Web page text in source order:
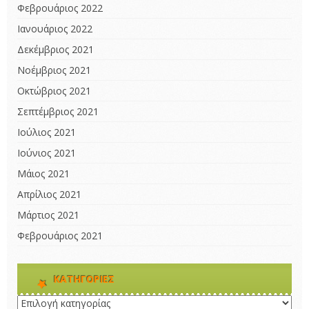
Φεβρουάριος 2022
Ιανουάριος 2022
Δεκέμβριος 2021
Νοέμβριος 2021
Οκτώβριος 2021
Σεπτέμβριος 2021
Ιούλιος 2021
Ιούνιος 2021
Μάιος 2021
Απρίλιος 2021
Μάρτιος 2021
Φεβρουάριος 2021
KΑΤΗΓΟΡΊΕΣ
Kατηγορίες